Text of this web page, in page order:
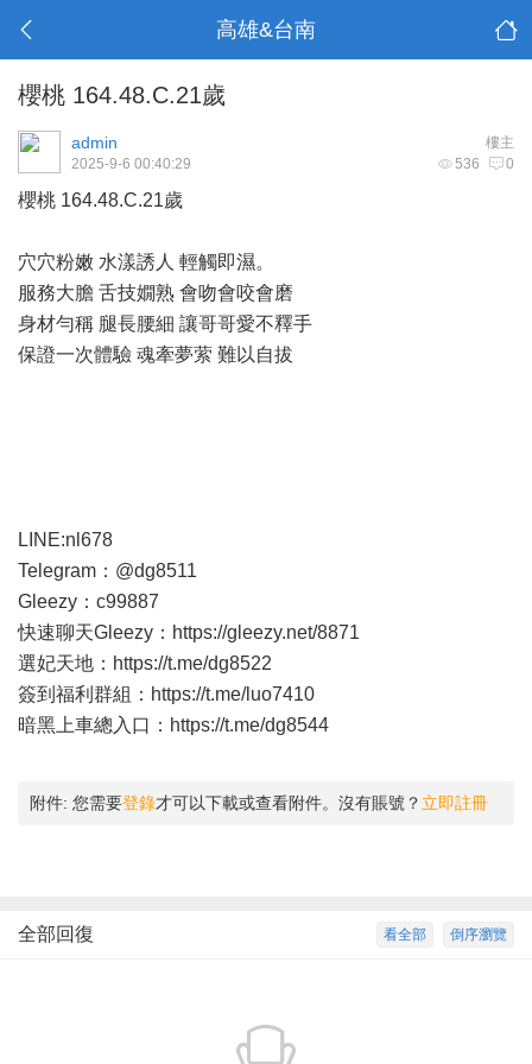
高雄&台南
櫻桃 164.48.C.21歲
樓主
admin
536 0
2025-9-6 00:40:29
櫻桃 164.48.C.21歲
穴穴粉嫩 水漾誘人 輕觸即濕。
服務大膽 舌技嫺熟 會吻會咬會磨
身材勻稱 腿長腰細 讓哥哥愛不釋手
保證一次體驗 魂牽夢萦 難以自拔
LINE:nl678
Telegram：@dg8511
Gleezy：c99887
快速聊天Gleezy： https://gleezy.net/8871
選妃天地： https://t.me/dg8522
簽到福利群組： https://t.me/luo7410
暗黑上車總入口： https://t.me/dg8544
附件: 您需要登錄才可以下載或查看附件。沒有賬號？ 立即註冊
倒序瀏覽
看全部
全部回復